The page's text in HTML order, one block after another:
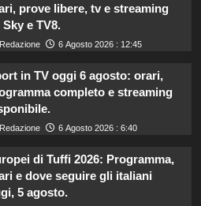
prove libere, tv e streaming
Sky e TV8.
Redazione 6 Agosto 2026 : 12:45
in TV oggi 6 agosto: orari,
completo e streaming
Redazione 6 Agosto 2026 : 6:40
di Tuffi 2026: Programma,
e dove seguire gli italiani
5 agosto.